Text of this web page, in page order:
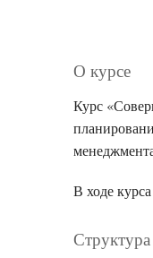
О курсе
Курс
В ходе